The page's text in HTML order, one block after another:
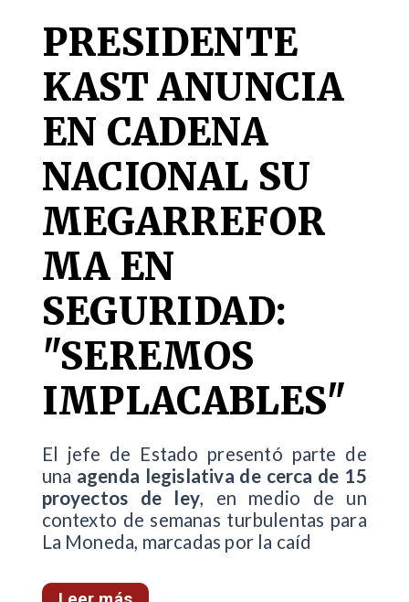
PRESIDENTE
KAST ANUNCIA
EN CADENA
NACIONAL SU
MEGARREFOR
MA EN
SEGURIDAD:
"SEREMOS
IMPLACABLES"
El jefe de Estado presentó parte de
una agenda legislativa de cerca de 15
proyectos de ley, en medio de un
contexto de semanas turbulentas para
La Moneda, marcadas por la caíd